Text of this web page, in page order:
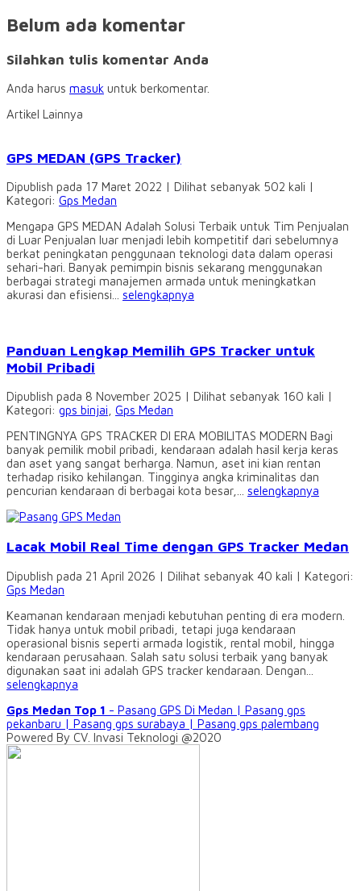
Belum ada komentar
Silahkan tulis komentar Anda
Anda harus masuk untuk berkomentar.
Artikel Lainnya
GPS MEDAN (GPS Tracker)
Dipublish pada 17 Maret 2022 | Dilihat sebanyak 502 kali |
Kategori: Gps Medan
Mengapa GPS MEDAN Adalah Solusi Terbaik untuk Tim Penjualan
di Luar Penjualan luar menjadi lebih kompetitif dari sebelumnya
berkat peningkatan penggunaan teknologi data dalam operasi
sehari-hari. Banyak pemimpin bisnis sekarang menggunakan
berbagai strategi manajemen armada untuk meningkatkan
akurasi dan efisiensi... selengkapnya
Panduan Lengkap Memilih GPS Tracker untuk
Mobil Pribadi
Dipublish pada 8 November 2025 | Dilihat sebanyak 160 kali |
Kategori: gps binjai, Gps Medan
PENTINGNYA GPS TRACKER DI ERA MOBILITAS MODERN Bagi
banyak pemilik mobil pribadi, kendaraan adalah hasil kerja keras
dan aset yang sangat berharga. Namun, aset ini kian rentan
terhadap risiko kehilangan. Tingginya angka kriminalitas dan
pencurian kendaraan di berbagai kota besar,... selengkapnya
Lacak Mobil Real Time dengan GPS Tracker Medan
Dipublish pada 21 April 2026 | Dilihat sebanyak 40 kali | Kategori:
Gps Medan
Keamanan kendaraan menjadi kebutuhan penting di era modern.
Tidak hanya untuk mobil pribadi, tetapi juga kendaraan
operasional bisnis seperti armada logistik, rental mobil, hingga
kendaraan perusahaan. Salah satu solusi terbaik yang banyak
digunakan saat ini adalah GPS tracker kendaraan. Dengan...
selengkapnya
Gps Medan Top 1 - Pasang GPS Di Medan | Pasang gps
pekanbaru | Pasang gps surabaya | Pasang gps palembang
Powered By CV. Invasi Teknologi @2020